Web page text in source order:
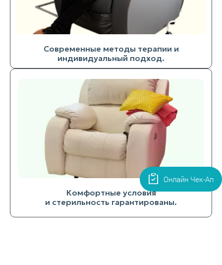
Современные методы терапии и
индивидуальный подход.
Комфортные условия
и стерильность гарантированы.
Онлайн Чек-Ап